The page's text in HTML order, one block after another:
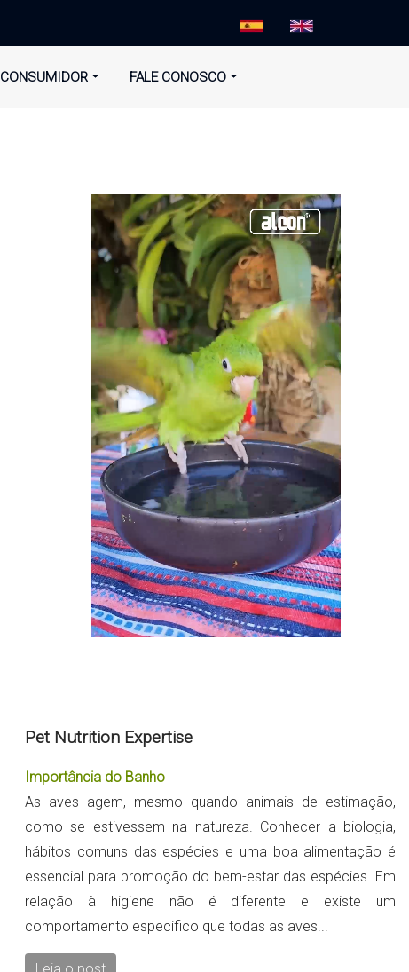
CONSUMIDOR FALE CONOSCO
Pet Nutrition Expertise
Importância do Banho
As aves agem, mesmo quando animais de estimação,
como se estivessem na natureza. Conhecer a biologia,
hábitos comuns das espécies e uma boa alimentação é
essencial para promoção do bem-estar das espécies. Em
relação à higiene não é diferente e existe um
comportamento específico que todas as aves...